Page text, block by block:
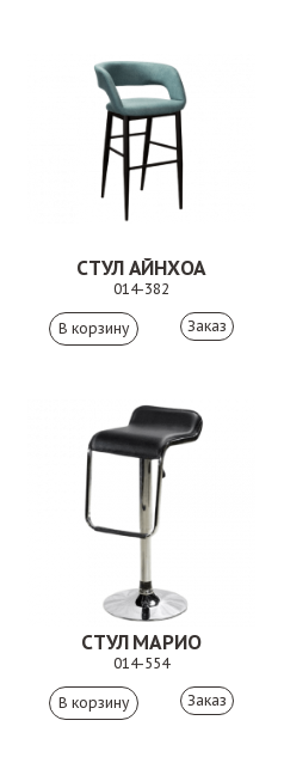
СТУЛ АЙНХОА
014-382
Заказ
СТУЛ МАРИО
014-554
Заказ